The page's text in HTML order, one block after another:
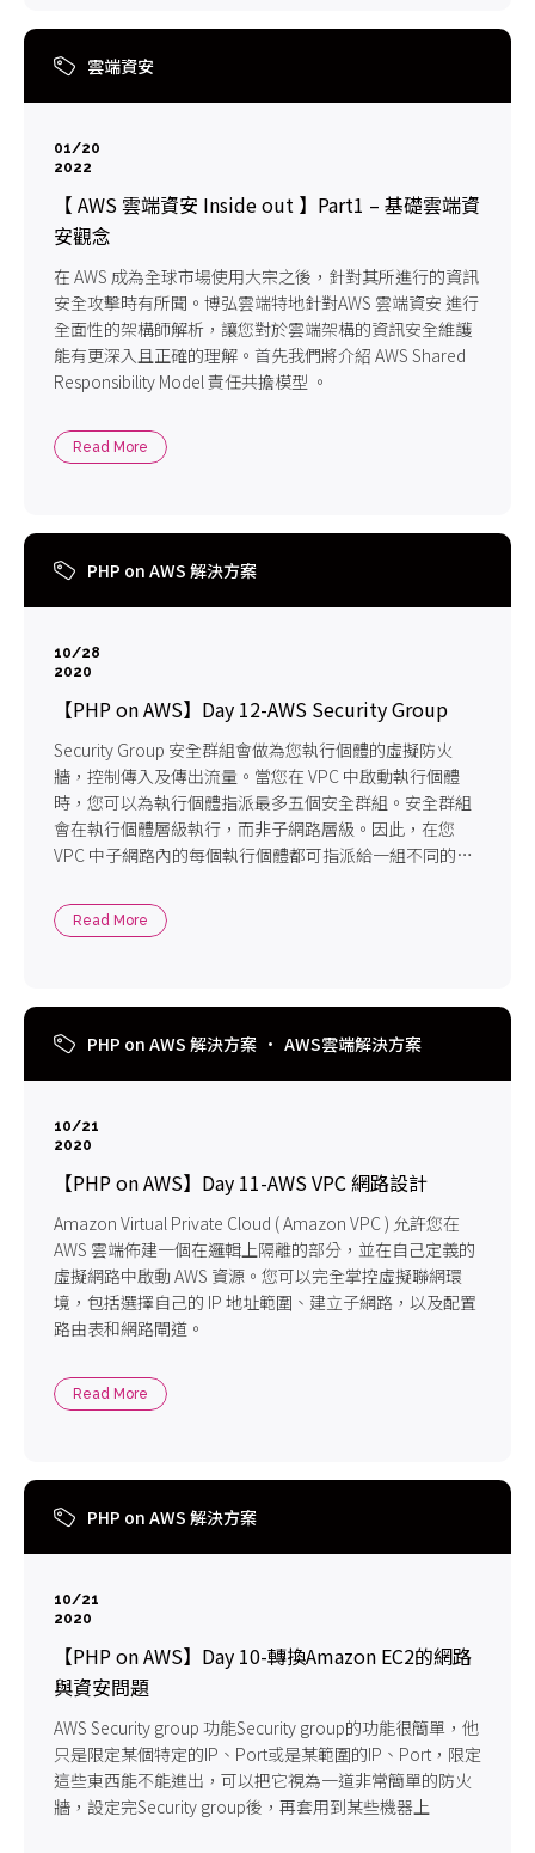
雲端資安
01/20
2022
【 AWS 雲端資安 Inside out 】Part1 – 基礎雲端資
安觀念
在 AWS 成為全球市場使用大宗之後，針對其所進行的資訊
安全攻擊時有所聞。博弘雲端特地針對AWS 雲端資安 進行
全面性的架構師解析，讓您對於雲端架構的資訊安全維護
能有更深入且正確的理解。首先我們將介紹 AWS Shared
Responsibility Model 責任共擔模型 。
Read More
PHP on AWS 解決方案
10/28
2020
【PHP on AWS】Day 12-AWS Security Group
Security Group 安全群組會做為您執行個體的虛擬防火
牆，控制傳入及傳出流量。當您在 VPC 中啟動執行個體
時，您可以為執行個體指派最多五個安全群組。安全群組
會在執行個體層級執行，而非子網路層級。因此，在您
VPC 中子網路內的每個執行個體都可指派給一組不同的安
Read More
PHP on AWS 解決方案 AWS雲端解決方案
10/21
2020
【PHP on AWS】Day 11-AWS VPC 網路設計
Amazon Virtual Private Cloud ( Amazon VPC ) 允許您在
AWS 雲端佈建一個在邏輯上隔離的部分，並在自己定義的
虛擬網路中啟動 AWS 資源。您可以完全掌控虛擬聯網環
境，包括選擇自己的 IP 地址範圍、建立子網路，以及配置
路由表和網路閘道。
Read More
PHP on AWS 解決方案
10/21
2020
【PHP on AWS】Day 10-轉換Amazon EC2的網路
與資安問題
AWS Security group 功能Security group的功能很簡單，他
只是限定某個特定的IP、Port或是某範圍的IP、Port，限定
這些東西能不能進出，可以把它視為一道非常簡單的防火
牆，設定完Security group後，再套用到某些機器上